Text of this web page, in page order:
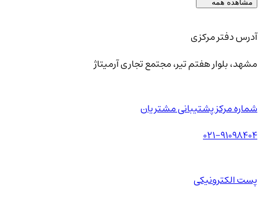
مشاهده همه
آدرس دفتر مرکزی
مشهد، بلوار هفتم تیر، مجتمع تجاری آرمیتاژ
شماره مرکز پشتیبانی مشتریان
021-91098404
پست الکترونیکی